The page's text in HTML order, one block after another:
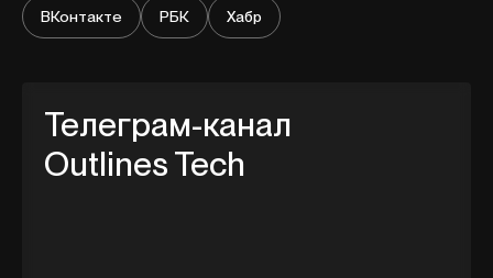
ВКонтакте
РБК Хабр
Телеграм-канал
Outlines Tech